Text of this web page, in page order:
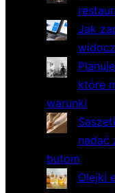
Jak
które
warunki
nadać
butom
Olejki